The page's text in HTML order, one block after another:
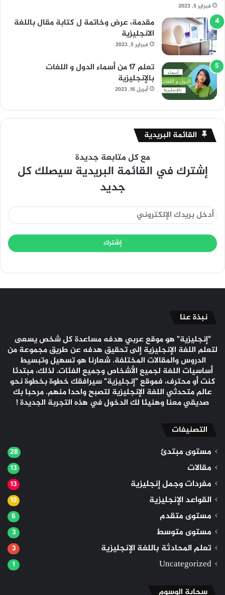
فبراير 5, 2023
مقدمة، عرض وخاتمة ل كتابة مقال باللغة
الانجليزية
فبراير 5, 2023
تعلم 17 من أسماء الدول و اللغات
بالإنجليزية
أبريل 16, 2023
القائمة البريدية
مع كل متابعة جديدة
إشترك في القائمة البريدية سيصلك كل
جديد
نبذة عنا
"إنجليزية" هو موقع عربي هدفه مساعدة كل شخص يسعى
لتعلم اللغة الإنجليزية إلى تحقيق هدفه عن طريق مجموعة من
الدروس والمقالات المختلفة. شعارنا هو تسهيل وتبسيط
أساسيات اللغة لجميع الأشخاص وجميع الفئات. لذلك، مبتدئا
كنت أو محترف، فموقع "إنجليزية" سيرافقك خطوة بخطوة نحو
عالم متحدثي اللغة الإنجليزية لتصبح واحدا منهم. مرحبا بك
صديقي معنا وهنيئا لك الدخول في هذه التجربة الجديدة !
التصنيفات
مستوى مبتدئ 28
مقالات 13
مفردات وجمل إنجليزية 13
القواعد الإنجليزية 10
مستوى متقدم 6
مستوى متوسط 3
تعلم المحادثة باللغة الإنجليزية 3
Uncategorized
1